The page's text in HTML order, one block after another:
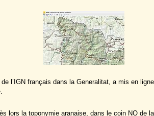
de l’IGN français dans la Generalitat, a mis en
lors la toponymie aranaise, dans le coin NO de